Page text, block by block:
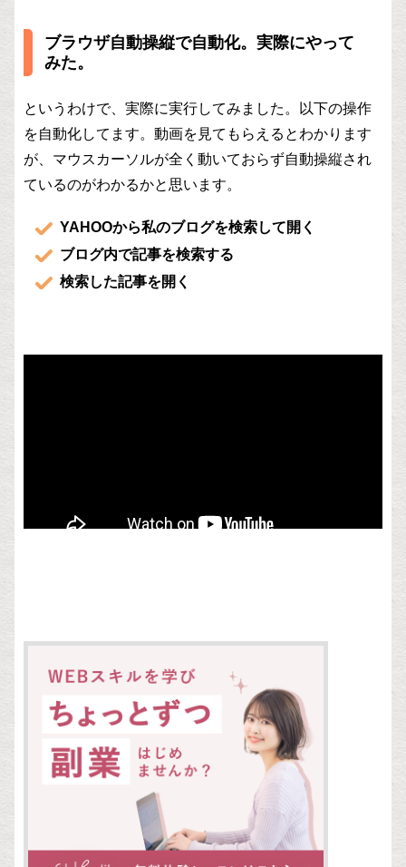
ブラウザ自動操縦で自動化。実際にやって
みた。
というわけで、実際に実行してみました。以下の操作
を自動化してます。動画を見てもらえるとわかります
が、マウスカーソルが全く動いておらず自動操縦され
ているのがわかるかと思います。
YAHOOから私のブログを検索して開く
ブログ内で記事を検索する
検索した記事を開く